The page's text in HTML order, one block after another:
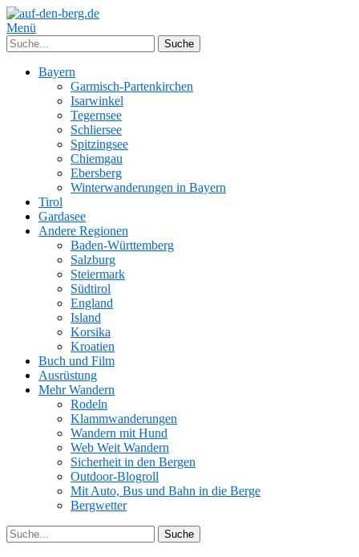
Menü
Bayern
Garmisch-Partenkirchen
Isarwinkel
Tegernsee
Schliersee
Spitzingsee
Chiemgau
Ebersberg
Winterwanderungen in Bayern
Tirol
Gardasee
Andere Regionen
Baden-Württemberg
Salzburg
Steiermark
Südtirol
England
Island
Korsika
Kroatien
Buch und Film
Ausrüstung
Mehr Wandern
Rodeln
Klammwanderungen
Wandern mit Hund
Web Weit Wandern
Sicherheit in den Bergen
Outdoor-Blogroll
Mit Auto, Bus und Bahn in die Berge
Bergwetter